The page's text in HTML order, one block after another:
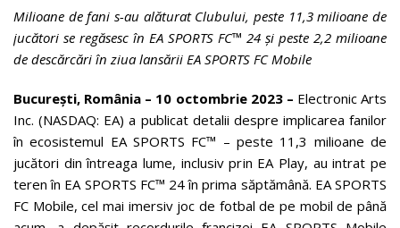
Milioane de fani s-au alăturat Clubului, peste 11,3 milioane de
jucători se regăsesc în EA SPORTS FC™ 24 și peste 2,2 milioane
de descărcări în ziua lansării EA SPORTS FC Mobile
București, România – 10 octombrie 2023 – Electronic Arts
Inc. (NASDAQ: EA) a publicat detalii despre implicarea fanilor
în ecosistemul EA SPORTS FC™ – peste 11,3 milioane de
jucători din întreaga lume, inclusiv prin EA Play, au intrat pe
teren în EA SPORTS FC™ 24 în prima săptămână. EA SPORTS
FC Mobile, cel mai imersiv joc de fotbal de pe mobil de până